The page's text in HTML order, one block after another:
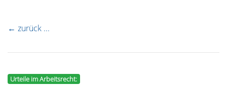
← zurück ...
Urteile im Arbeitsrecht: